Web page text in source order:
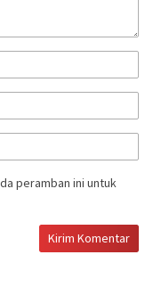
peramban ini untuk